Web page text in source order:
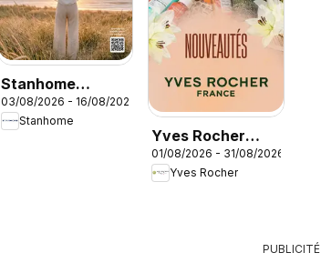
Stanhome
catalogue
03/08/2026 - 16/08/2026
Stanhome
Yves Rocher
catalogue
01/08/2026 - 31/08/2026
Yves Rocher
PUBLICITÉ